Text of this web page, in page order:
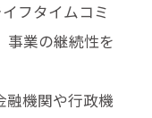
フタイムコミ
事業の継続性を
融機関や行政機